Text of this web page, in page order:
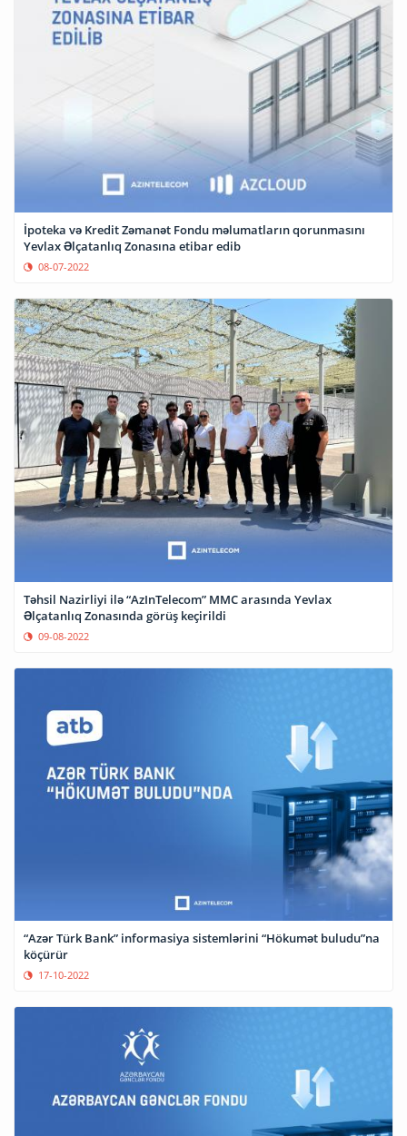
İpoteka və Kredit Zəmanət Fondu məlumatların qorunmasını
Yevlax Əlçatanlıq Zonasına etibar edib
08-07-2022
Təhsil Nazirliyi ilə “AzInTelecom” MMC arasında Yevlax
Əlçatanlıq Zonasında görüş keçirildi
09-08-2022
“Azər Türk Bank” informasiya sistemlərini “Hökumət buludu”na
köçürür
17-10-2022